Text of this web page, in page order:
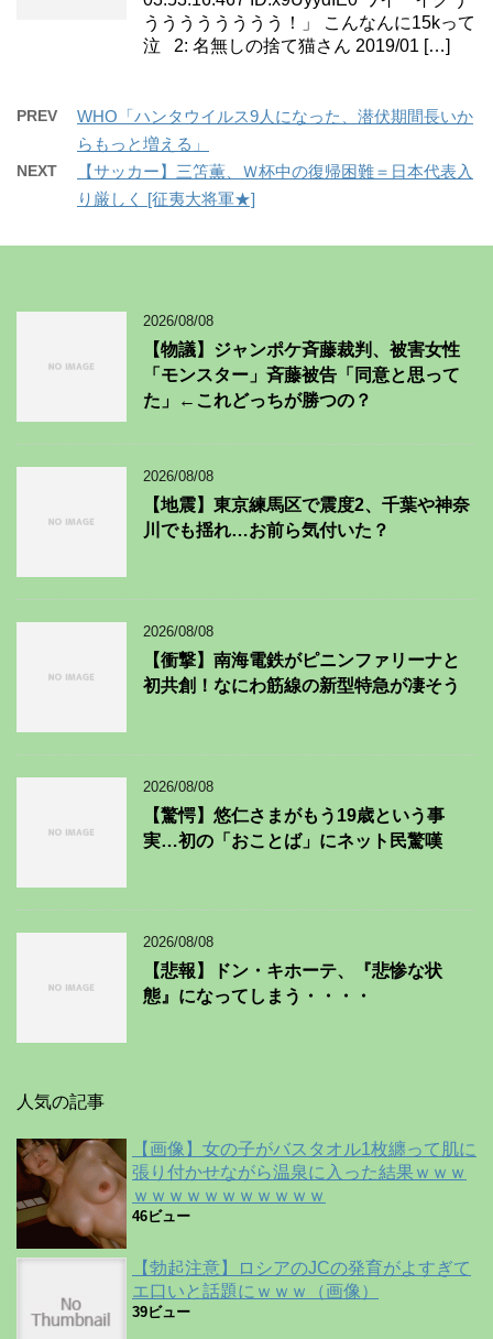
うううううううう！」 こんなんに15kって
泣 2: 名無しの捨て猫さん 2019/01 […]
PREV
WHO「ハンタウイルス9人になった、潜伏期間長いか
らもっと増える」
NEXT
【サッカー】三笘薫、Ｗ杯中の復帰困難＝日本代表入
り厳しく [征夷大将軍★]
2026/08/08
【物議】ジャンポケ斉藤裁判、被害女性
「モンスター」斉藤被告「同意と思って
た」←これどっちが勝つの？
2026/08/08
【地震】東京練馬区で震度2、千葉や神奈
川でも揺れ…お前ら気付いた？
2026/08/08
【衝撃】南海電鉄がピニンファリーナと
初共創！なにわ筋線の新型特急が凄そう
2026/08/08
【驚愕】悠仁さまがもう19歳という事
実…初の「おことば」にネット民驚嘆
2026/08/08
【悲報】ドン・キホーテ、『悲惨な状
態』になってしまう・・・・
人気の記事
【画像】女の子がバスタオル1枚纏って肌に
張り付かせながら温泉に入った結果ｗｗｗ
ｗｗｗｗｗｗｗｗｗｗｗ
46ビュー
【勃起注意】ロシアのJCの発育がよすぎて
エ口いと話題にｗｗｗ（画像）
39ビュー